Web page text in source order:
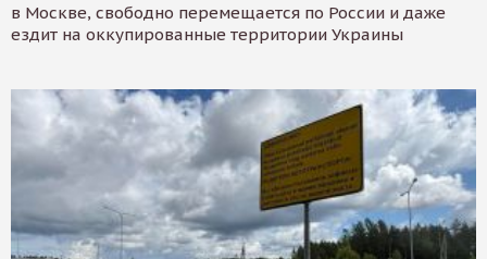
в Москве, свободно перемещается по России и даже
ездит на оккупированные территории Украины